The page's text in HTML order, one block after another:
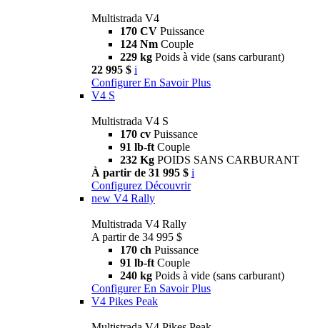
Multistrada V4
170 CV Puissance
124 Nm Couple
229 kg Poids à vide (sans carburant)
22 995 $ i
Configurer En Savoir Plus
V4 S
Multistrada V4 S
170 cv Puissance
91 lb-ft Couple
232 Kg POIDS SANS CARBURANT
À partir de 31 995 $ i
Configurez Découvrir
new V4 Rally
Multistrada V4 Rally
A partir de 34 995 $
170 ch Puissance
91 lb-ft Couple
240 kg Poids à vide (sans carburant)
Configurer En Savoir Plus
V4 Pikes Peak